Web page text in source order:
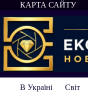
Перейти
до
вмісту
КАРТА САЙТУ
В Україні Світ